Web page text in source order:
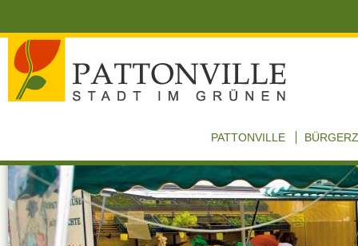
PATTONVILLE